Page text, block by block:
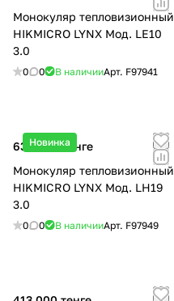
Монокуляр тепловизионный
HIKMICRO LYNX Мод. LE10
3.0
0 0 В наличииАрт. F97941
Новинка
638 000 тенге
Монокуляр тепловизионный
HIKMICRO LYNX Мод. LH19
3.0
0 0 В наличииАрт. F97949